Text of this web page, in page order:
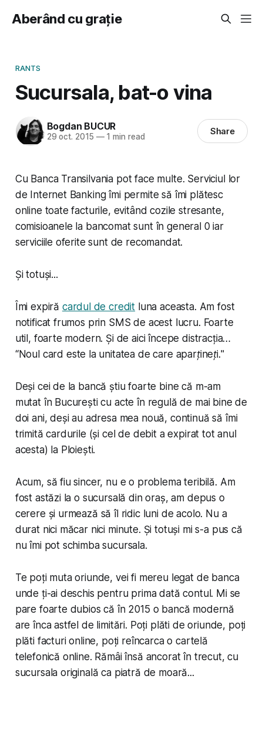
Aberând cu grație
RANTS
Sucursala, bat-o vina
Bogdan BUCUR
29 oct. 2015 —1 min read Share
Cu Banca Transilvania pot face multe. Serviciul lor
de Internet Banking îmi permite să îmi plătesc
online toate facturile, evitând cozile stresante,
comisioanele la bancomat sunt în general 0 iar
serviciile oferite sunt de recomandat.
Și totuși...
Îmi expiră cardul de credit luna aceasta. Am fost
notificat frumos prin SMS de acest lucru. Foarte
util, foarte modern. Și de aici începe distracția…
“Noul card este la unitatea de care aparțineți."
Deși cei de la bancă știu foarte bine că m-am
mutat în București cu acte în regulă de mai bine de
doi ani, deși au adresa mea nouă, continuă să îmi
trimită cardurile (și cel de debit a expirat tot anul
acesta) la Ploiești.
Acum, să fiu sincer, nu e o problema teribilă. Am
fost astăzi la o sucursală din oraș, am depus o
cerere și urmează să îl ridic luni de acolo. Nu a
durat nici măcar nici minute. Și totuși mi s-a pus că
nu îmi pot schimba sucursala.
Te poți muta oriunde, vei fi mereu legat de banca
unde ți-ai deschis pentru prima dată contul. Mi se
pare foarte dubios că în 2015 o bancă modernă
are înca astfel de limitări. Poți plăti de oriunde, poți
plăti facturi online, poți reîncarca o cartelă
telefonică online. Rămâi însă ancorat în trecut, cu
sucursala originală ca piatră de moară...